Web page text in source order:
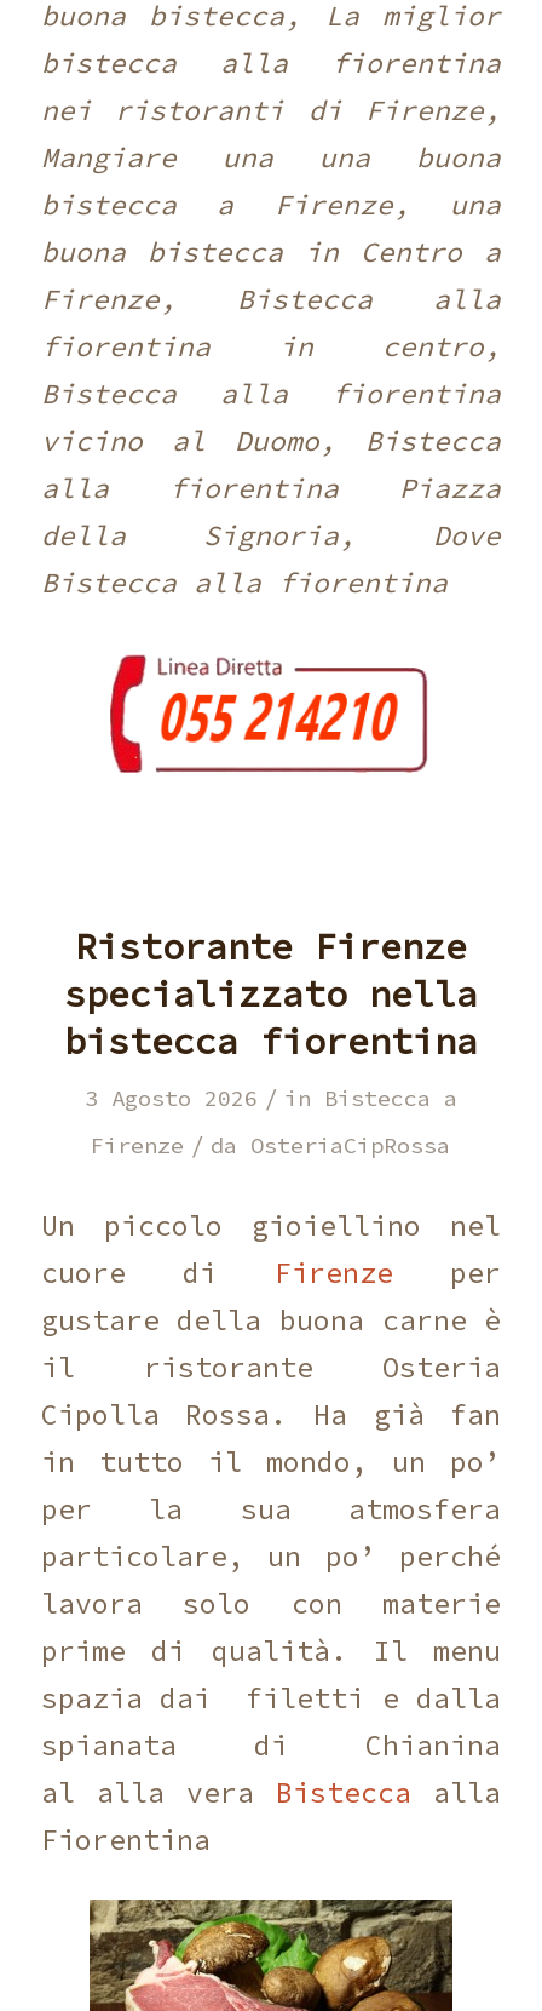
buona bistecca, La miglior
bistecca alla fiorentina
nei ristoranti di Firenze,
Mangiare una una buona
bistecca a Firenze, una
buona bistecca in Centro a
Firenze, Bistecca alla
fiorentina in centro,
Bistecca alla fiorentina
vicino al Duomo, Bistecca
alla fiorentina Piazza
della Signoria, Dove
Bistecca alla fiorentina
Ristorante Firenze
specializzato nella
bistecca fiorentina
3 Agosto 2026 / in Bistecca a
Firenze / da OsteriaCipRossa
Un piccolo gioiellino nel
cuore di
Firenze per
gustare della buona carne è
il ristorante Osteria
Cipolla Rossa. Ha già fan
in tutto il mondo, un po’
per la sua atmosfera
particolare, un po’ perché
lavora solo con materie
prime di qualità. Il menu
spazia dai filetti e dalla
spianata di Chianina
al alla vera Bistecca alla
Fiorentina